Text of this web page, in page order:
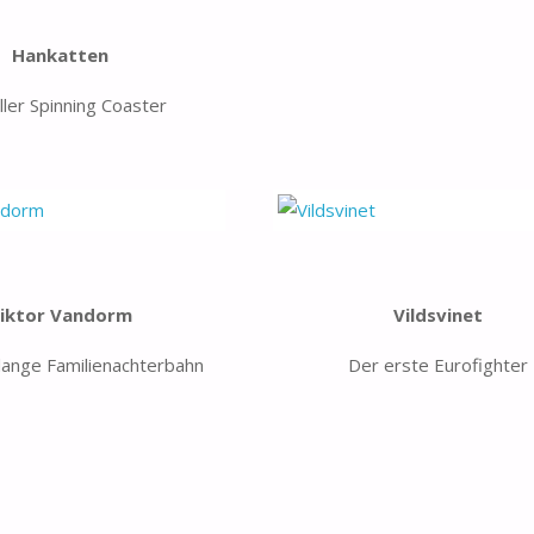
Hankatten
Spinning Coaster
Vandorm
Familienachterbahn
Vildsvinet
Der erste Eurofighter